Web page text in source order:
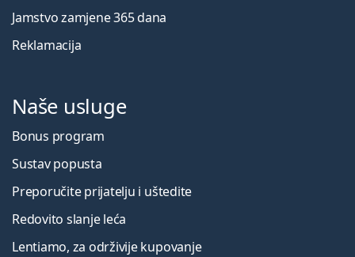
Jamstvo zamjene 365 dana
Reklamacija
Naše usluge
Bonus program
Sustav popusta
Preporučite prijatelju i uštedite
Redovito slanje leća
Lentiamo, za održivije kupovanje